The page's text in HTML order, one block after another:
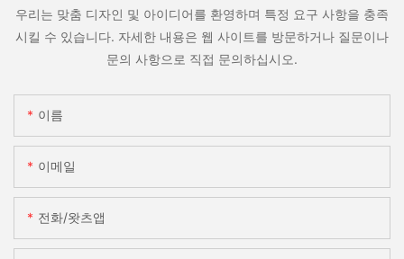
우리는 맞춤 디자인 및 아이디어를 환영하며 특정 요구 사항을 충족
시킬 수 있습니다. 자세한 내용은 웹 사이트를 방문하거나 질문이나
문의 사항으로 직접 문의하십시오.
이름
이메일
전화/왓츠앱